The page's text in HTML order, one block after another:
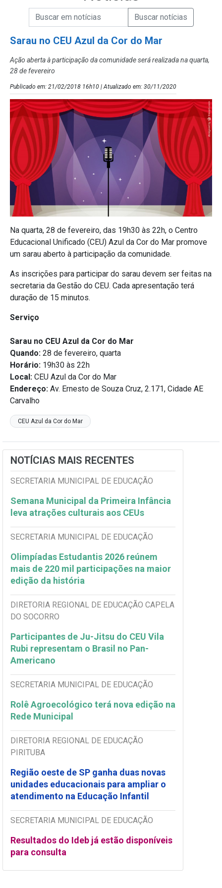
Campo de Busca de Notícias
Campo de Busca de informaçõesEnviar a Busca de Notícias
Sarau no CEU Azul da Cor do Mar
Ação aberta à participação da comunidade será realizada na quarta,
28 de fevereiro
Publicado em: 21/02/2018 16h10 | Atualizado em: 30/11/2020
Na quarta, 28 de fevereiro, das 19h30 às 22h, o Centro
Educacional Unificado (CEU) Azul da Cor do Mar promove
um sarau aberto à participação da comunidade.
As inscrições para participar do sarau devem ser feitas na
secretaria da Gestão do CEU. Cada apresentação terá
duração de 15 minutos.
Serviço
Sarau no CEU Azul da Cor do Mar
Quando: 28 de fevereiro, quarta
Horário: 19h30 às 22h
Local: CEU Azul da Cor do Mar
Endereço: Av. Ernesto de Souza Cruz, 2.171, Cidade AE
Carvalho
CEU Azul da Cor do Mar
NOTÍCIAS MAIS RECENTES
SECRETARIA MUNICIPAL DE EDUCAÇÃO
Semana Municipal da Primeira Infância
leva atrações culturais aos CEUs
SECRETARIA MUNICIPAL DE EDUCAÇÃO
Olimpíadas Estudantis 2026 reúnem
mais de 220 mil participações na maior
edição da história
DIRETORIA REGIONAL DE EDUCAÇÃO CAPELA
DO SOCORRO
Participantes de Ju-Jitsu do CEU Vila
Rubi representam o Brasil no Pan-
Americano
SECRETARIA MUNICIPAL DE EDUCAÇÃO
Rolê Agroecológico terá nova edição na
Rede Municipal
DIRETORIA REGIONAL DE EDUCAÇÃO
PIRITUBA
Região oeste de SP ganha duas novas
unidades educacionais para ampliar o
atendimento na Educação Infantil
SECRETARIA MUNICIPAL DE EDUCAÇÃO
Resultados do Ideb já estão disponíveis
para consulta